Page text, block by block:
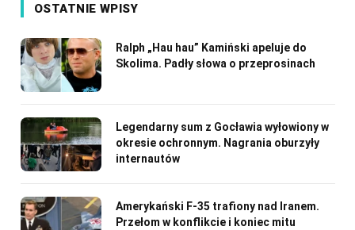
OSTATNIE WPISY
Ralph „Hau hau” Kamiński apeluje do
Skolima. Padły słowa o przeprosinach
Legendarny sum z Gocławia wyłowiony w
okresie ochronnym. Nagrania oburzyły
internautów
Amerykański F-35 trafiony nad Iranem.
Przełom w konflikcie i koniec mitu